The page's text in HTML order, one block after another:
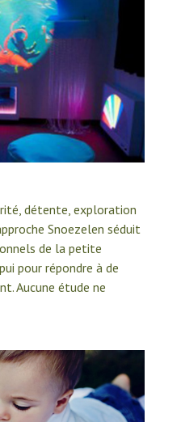
détente, exploration
Snoezelen séduit
de la petite
pour répondre à de
Aucune étude ne